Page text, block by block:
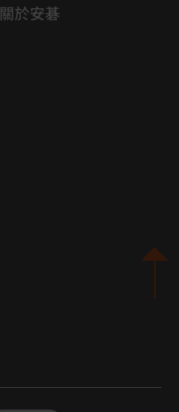
關於安碁